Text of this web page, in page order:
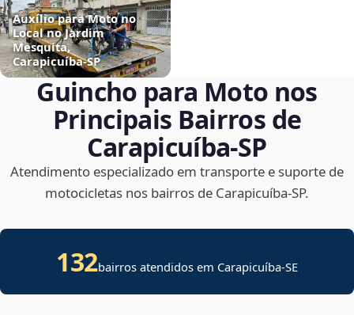
Auxílio para Moto no
Local no Jardim
Mesquita,
Carapicuíba‑SP
Guincho para Moto nos
Principais Bairros de
Carapicuíba‑SP
Atendimento especializado em transporte e suporte de
motocicletas nos bairros de Carapicuíba‑SP.
132bairros atendidos em Carapicuíba-SE